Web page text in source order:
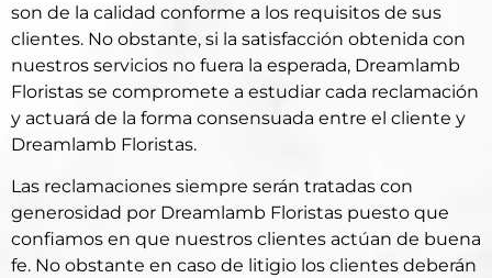
son de la calidad conforme a los requisitos de sus
clientes. No obstante, si la satisfacción obtenida con
nuestros servicios no fuera la esperada, Dreamlamb
Floristas se compromete a estudiar cada reclamación
y actuará de la forma consensuada entre el cliente y
Dreamlamb Floristas.
Las reclamaciones siempre serán tratadas con
generosidad por Dreamlamb Floristas puesto que
confiamos en que nuestros clientes actúan de buena
fe. No obstante en caso de litigio los clientes deberán